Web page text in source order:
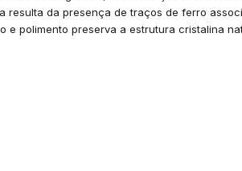
resulta da presença de traços de ferro
e polimento preserva a estrutura cristalina